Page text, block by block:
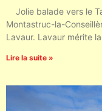
Jolie balade vers le
Montastruc-la-
Lavaur. Lavaur mérite
Lire la suite »